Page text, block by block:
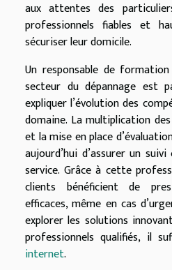
aux attentes des
professionnels fiables et
sécuriser leur domicile.
Un responsable de
secteur du dépannage est
expliquer l’évolution des
domaine. La multiplication
et la mise en place
aujourd’hui d’assurer un
service. Grâce à cette
clients bénéficient de
efficaces, même en cas
explorer les solutions
professionnels qualifiés, il
internet.